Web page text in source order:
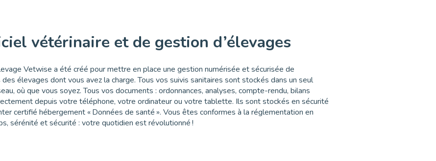
vétérinaire et de gestion d’élevages
Vetwise a été créé pour mettre en place une gestion numérisée et sécurisée de
élevages dont vous avez la charge. Tous vos suivis sanitaires sont stockés dans un seul
où que vous soyez. Tous vos documents : ordonnances, analyses, compte-rendu, bilans
depuis votre téléphone, votre ordinateur ou votre tablette. Ils sont stockés en sécurité
certifié hébergement « Données de santé ». Vous êtes conformes à la réglementation en
sérénité et sécurité : votre quotidien est révolutionné !